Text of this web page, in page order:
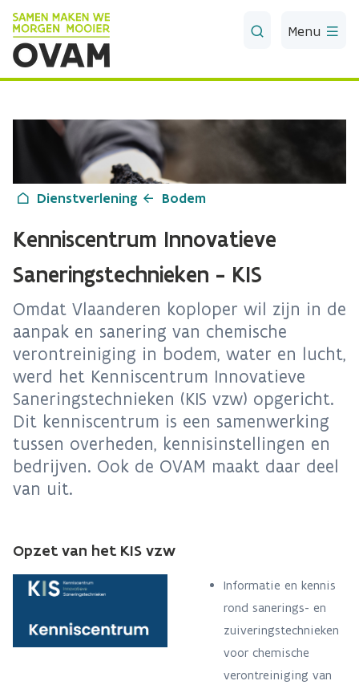
Skip to Main Content
Menu
Dienstverlening Bodem
Kenniscentrum Innovatieve
Saneringstechnieken - KIS
Omdat Vlaanderen koploper wil zijn in de
aanpak en sanering van chemische
verontreiniging in bodem, water en lucht,
werd het Kenniscentrum Innovatieve
Saneringstechnieken (KIS vzw) opgericht.
Dit kenniscentrum is een samenwerking
tussen overheden, kennisinstellingen en
bedrijven. Ook de OVAM maakt daar deel
van uit.
Opzet van het KIS vzw
Informatie en kennis
rond sanerings- en
zuiveringstechnieken
voor chemische
verontreiniging van